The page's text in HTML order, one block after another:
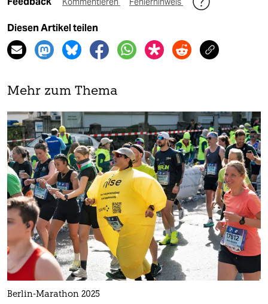
Diesen Artikel teilen
Mehr zum Thema
Berlin-Marathon 2025